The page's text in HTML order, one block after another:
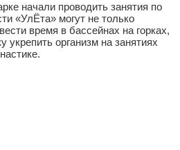
начали проводить занятия по
«УлЁта» могут не только
время в бассейнах на горках,
укрепить организм на занятиях